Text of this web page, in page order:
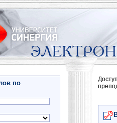
по